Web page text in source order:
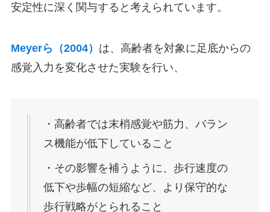
安定性に深く関与すると考えられています。
Meyerら（2004） は、高齢者を対象に足底からの
感覚入力を変化させた実験を行い、
・高齢者では末梢感覚や筋力、バラン
ス機能が低下していること
・その影響を補うように、歩行速度の
低下や歩幅の短縮など、より保守的な
歩行戦略がとられること